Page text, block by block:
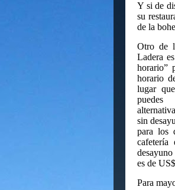
Y si de
su
de la
Otro de
Ladera
horario”
horario
lugar
sin
para los
es de
Para